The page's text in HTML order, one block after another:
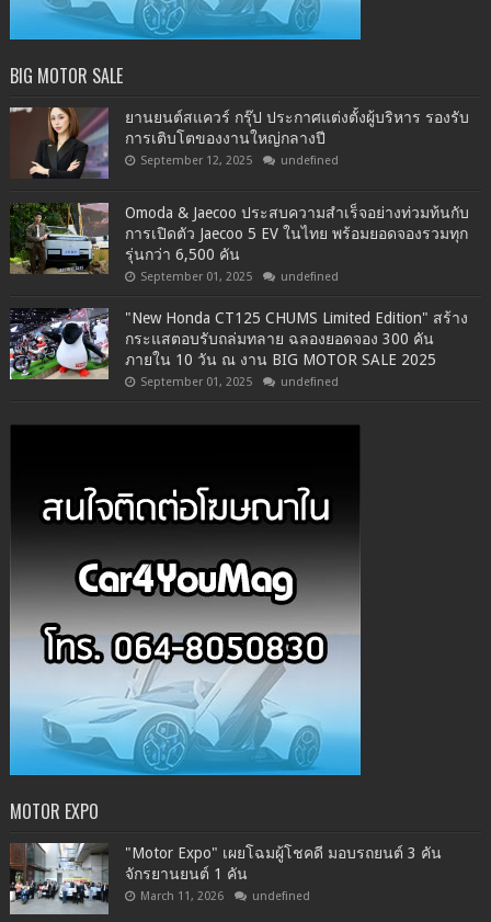
BIG MOTOR SALE
ยานยนต์สแควร์ กรุ๊ป ประกาศแต่งตั้งผู้บริหาร รองรับ
การเติบโตของงานใหญ่กลางปี
September 12, 2025 undefined
Omoda & Jaecoo ประสบความสำเร็จอย่างท่วมท้นกับ
การเปิดตัว Jaecoo 5 EV ในไทย พร้อมยอดจองรวมทุก
รุ่นกว่า 6,500 คัน
September 01, 2025 undefined
"New Honda CT125 CHUMS Limited Edition" สร้าง
กระแสตอบรับถล่มทลาย ฉลองยอดจอง 300 คัน
ภายใน 10 วัน ณ งาน BIG MOTOR SALE 2025
September 01, 2025 undefined
MOTOR EXPO
"Motor Expo" เผยโฉมผู้โชคดี มอบรถยนต์ 3 คัน
จักรยานยนต์ 1 คัน
March 11, 2026 undefined